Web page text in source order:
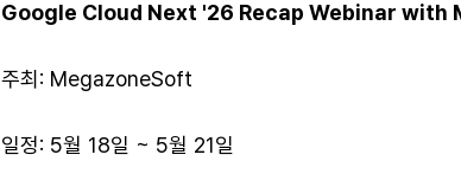
Google Cloud Next '26 Recap Webinar with
주최: MegazoneSoft
일정: 5월 18일 ~ 5월 21일